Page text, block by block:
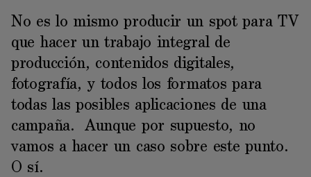
No es lo mismo producir un spot para TV
que hacer un trabajo integral de
producción, contenidos digitales,
fotografía, y todos los formatos para
todas las posibles aplicaciones de una
campaña. Aunque por supuesto, no
vamos a hacer un caso sobre este punto.
O sí.